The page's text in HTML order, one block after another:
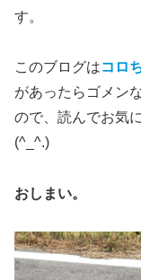
す。
このブログはコロ
があったらゴメン
ので、読んでお気
(^_^.)
おしまい。